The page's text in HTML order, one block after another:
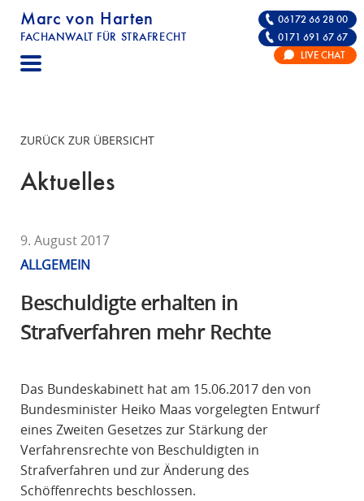
Marc von Harten
FACHANWALT FÜR STRAFRECHT
STRAFRECHT | RECHTSANWALT FÜR DIE
06172 66 28 00
0171 691 67 67
LIVE CHAT
ZURÜCK ZUR ÜBERSICHT
Aktuelles
9. August 2017
ALLGEMEIN
Beschuldigte erhalten in
Strafverfahren mehr Rechte
Das Bundeskabinett hat am 15.06.2017 den von
Bundesminister Heiko Maas vorgelegten Entwurf
eines Zweiten Gesetzes zur Stärkung der
Verfahrensrechte von Beschuldigten in
Strafverfahren und zur Änderung des
Schöffenrechts beschlossen.